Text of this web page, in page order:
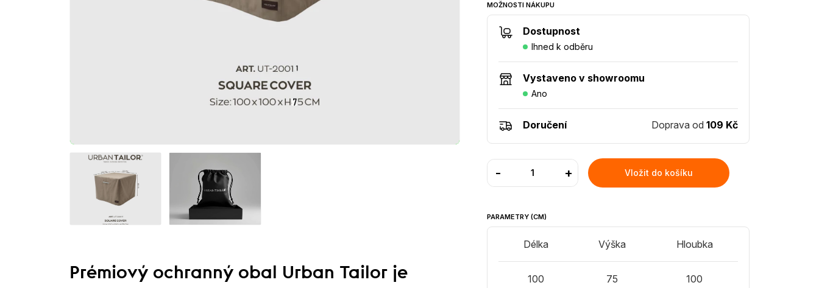
Prémiový ochranný obal Urban Tailor je
MOŽNOSTI NÁKUPU
Dostupnost
Ihned k odběru
Vystaveno v showroomu
Ano
Doručení Doprava od 109 Kč
- + Vložit do košíku
PARAMETRY (CM)
Délka
100
Výška
75
Hloubka
100